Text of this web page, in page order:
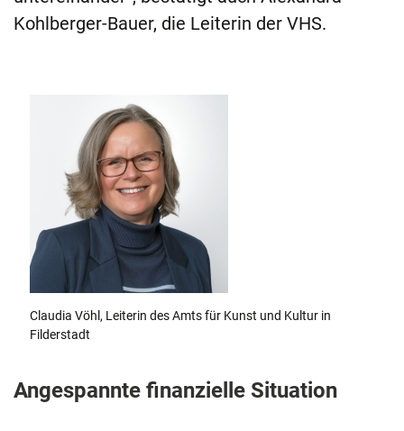
Kohlberger-Bauer, die Leiterin der VHS.
Claudia Vöhl, Leiterin des Amts für Kunst und Kultur in
Filderstadt
Angespannte finanzielle Situation